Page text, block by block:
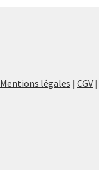
Mentions légales | CGV |